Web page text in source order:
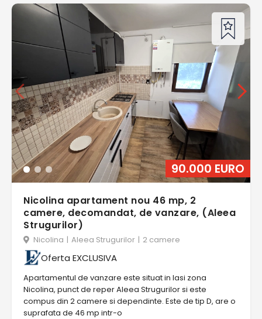
90.000 EURO
Nicolina apartament nou 46 mp, 2
camere, decomandat, de vanzare, (Aleea
Strugurilor)
Nicolina | Aleea Strugurilor | 2 camere
Oferta EXCLUSIVA
Apartamentul de vanzare este situat in Iasi zona
Nicolina, punct de reper Aleea Strugurilor si este
compus din 2 camere si dependinte. Este de tip D, are o
suprafata de 46 mp intr-o